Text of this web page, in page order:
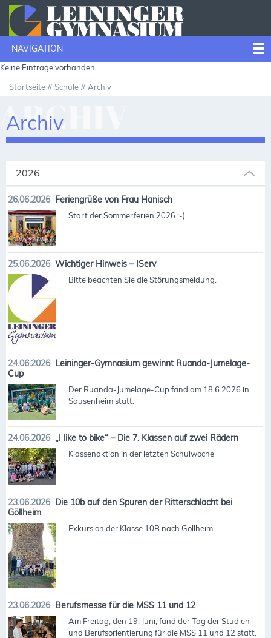
NAVIGATION
Keine Einträge vorhanden
Startseite Schule Archiv
Archiv
2026
26.06.2026 Feriengrüße von Frau Hanisch
Start der Sommerferien 2026 :-)
25.06.2026 Wichtiger Hinweis – IServ
Bitte beachten Sie die Störungsmeldung.
24.06.2026 Leininger-Gymnasium gewinnt Ruanda-Jumelage-
Cup
Der Ruanda-Jumelage-Cup fand am 18.6.2026 in
Sausenheim statt.
24.06.2026 „I like to bike“ – Die 7. Klassen auf zwei Rädern
Klassenaktion in der letzten Schulwoche
23.06.2026 Die 10b auf den Spuren der Ritterschlacht bei
Göllheim
Exkursion der Klasse 10B nach Göllheim.
23.06.2026 Berufsmesse für die MSS 11 und 12
Am Freitag, den 19. Juni, fand der Tag der Studien-
und Berufsorientierung für die MSS 11 und 12 statt.